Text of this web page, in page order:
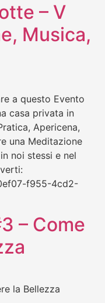
– V
Musica,
a questo Evento
casa privata in
Apericena,
una Meditazione
noi stessi e nel
f955-4cd2-
– Come
la Bellezza